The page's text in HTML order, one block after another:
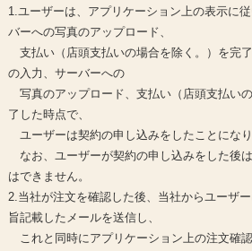
1.ユーザーは、アプリケーション上の表示に
バーへの写真のアップロード、
支払い（店頭支払いの場合を除く。）を完
の入力、サーバーへの
写真のアップロード、支払い（店頭支払い
了した時点で、
ユーザーは契約の申し込みをしたことになり
なお、ユーザーが契約の申し込みをした後
はできません。
2.当社が注文を確認した後、当社からユーザ
旨記載したメールを送信し、
これと同時にアプリケーション上の注文確